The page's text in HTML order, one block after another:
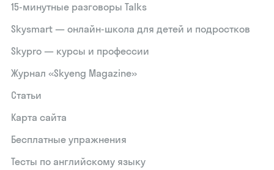
15‑минутные разговоры Talks
Skysmart — онлайн-школа для детей и подростков
Skypro — курсы и профессии
Журнал «Skyeng Magazine»
Статьи
Карта сайта
Бесплатные упражнения
Тесты по английскому языку